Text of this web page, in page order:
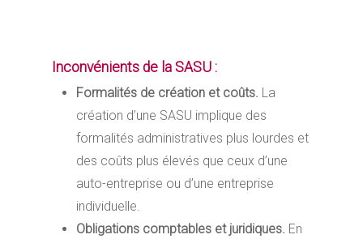
Inconvénients de la SASU :
Formalités de création et coûts. La
création d’une SASU implique des
formalités administratives plus lourdes et
des coûts plus élevés que ceux d’une
auto-entreprise ou d’une entreprise
individuelle.
Obligations comptables et juridiques. En